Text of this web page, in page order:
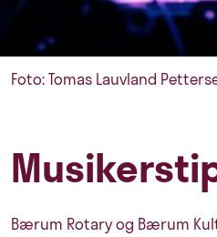
Foto: Tomas Lauvland
Bærum Rotary og Bærum